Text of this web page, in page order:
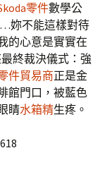
零件數學公
…妳不能這樣對待
的心意是實實在
終裁決儀式：強
件貿易商正是金
館門口，被藍色
睛水箱精生疼。